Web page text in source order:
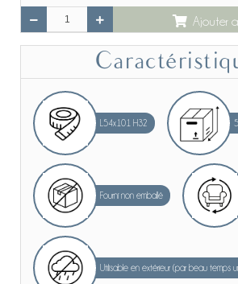
Ajouter
L54x101 H32
Fourni non emballé
Utilisable en extérieur (par beau temps